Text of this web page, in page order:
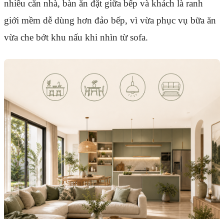
nhiều căn nhà, bàn ăn đặt giữa bếp và khách là ranh
giới mềm dễ dùng hơn đảo bếp, vì vừa phục vụ bữa ăn
vừa che bớt khu nấu khi nhìn từ sofa.